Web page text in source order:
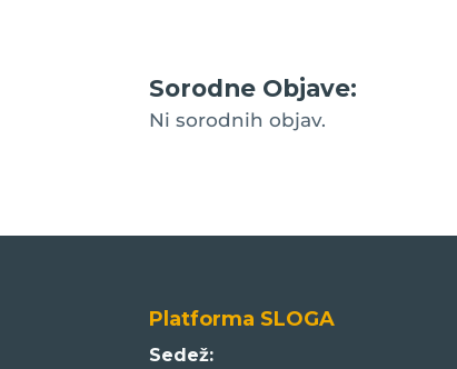
Sorodne Objave:
Ni sorodnih objav.
Platforma SLOGA
Sedež: